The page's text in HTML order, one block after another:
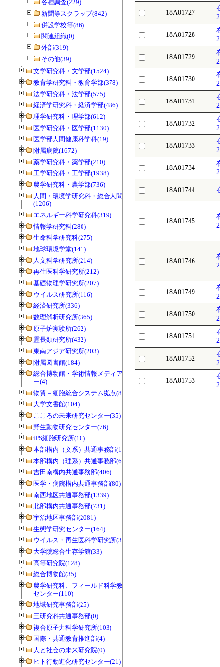
各種調査(229)
新聞等スクラップ(842)
併設学校等(86)
関連組織(0)
外部(319)
その他(39)
文学研究科・文学部(1524)
教育学研究科・教育学部(378)
法学研究科・法学部(575)
経済学研究科・経済学部(486)
理学研究科・理学部(612)
医学研究科・医学部(1130)
医学部人間健康科学科(19)
附属病院(1672)
薬学研究科・薬学部(210)
工学研究科・工学部(1938)
農学研究科・農学部(736)
人間・環境学研究科・総合人間学部
(1206)
エネルギー科学研究科(319)
情報学研究科(280)
生命科学研究科(275)
地球環境学堂(141)
人文科学研究所(214)
再生医科学研究所(212)
基礎物理学研究所(207)
ウイルス研究所(116)
経済研究所(336)
数理解析研究所(365)
原子炉実験所(262)
霊長類研究所(432)
東南アジア研究所(203)
附属図書館(184)
総合博物館・学術情報メディアセンタ
ー(4)
物質－細胞統合システム拠点(8)
大学文書館(104)
こころの未来研究センター(35)
野生動物研究センター(76)
iPS細胞研究所(10)
本部構内（文系）共通事務部(165)
本部構内（理系）共通事務部(646)
吉田南構内共通事務部(406)
医学・病院構内共通事務部(80)
南西地区共通事務部(1339)
北部構内共通事務部(731)
宇治地区事務部(2081)
生態学研究センター(164)
ウイルス・再生医科学研究所(34)
大学院総合生存学館(33)
高等研究院(128)
総合博物館(35)
農学研究科、フィールド科学教育研究
センター(110)
地域研究事務部(25)
三研究科共通事務部(0)
複合原子力科学研究所(103)
国際・共通教育推進部(4)
人と社会の未来研究院(0)
ヒト行動進化研究センター(21)
18A01727
18A01728
18A01729
18A01730
18A01731
18A01732
18A01733
18A01734
18A01744
18A01745
18A01746
18A01749
18A01750
18A01751
18A01752
18A01753